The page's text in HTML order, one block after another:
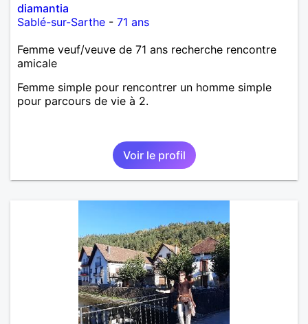
diamantia
Sablé-sur-Sarthe - 71 ans
Femme veuf/veuve de 71 ans recherche rencontre
amicale
Femme simple pour rencontrer un homme simple
pour parcours de vie à 2.
Voir le profil